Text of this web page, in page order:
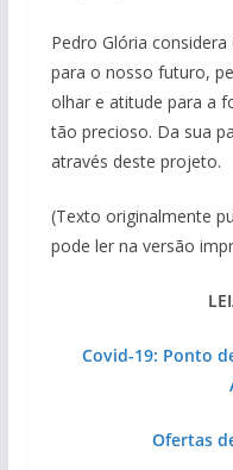
Pedro Glória
para o nosso futuro,
olhar e atitude para a
tão precioso. Da sua
através deste projeto.
(Texto originalmente
pode ler na versão
Covid-19: Ponto
Ofertas